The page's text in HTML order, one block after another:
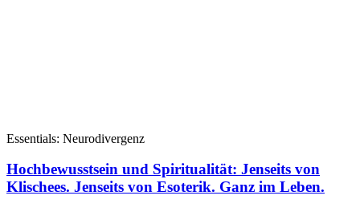
Essentials: Neurodivergenz
Hochbewusstsein und Spiritualität: Jenseits von
Klischees. Jenseits von Esoterik. Ganz im Leben.